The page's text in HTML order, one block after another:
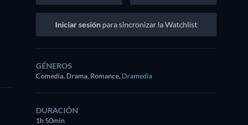
Iniciar sesión para sincronizar la Watchlist
GÉNEROS
Comedia, Drama, Romance, Dramedia
DURACIÓN
1h 50min